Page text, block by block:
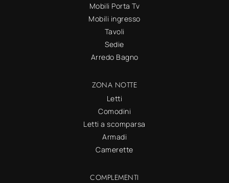
Mobili Porta Tv
Mobili ingresso
Tavoli
Sedie
Arredo Bagno
ZONA NOTTE
Letti
Comodini
Letti a scomparsa
Armadi
Camerette
COMPLEMENTI